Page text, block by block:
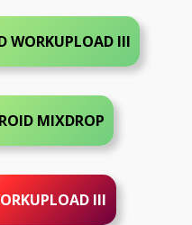
WORKUPLOAD III
MIXDROP
III